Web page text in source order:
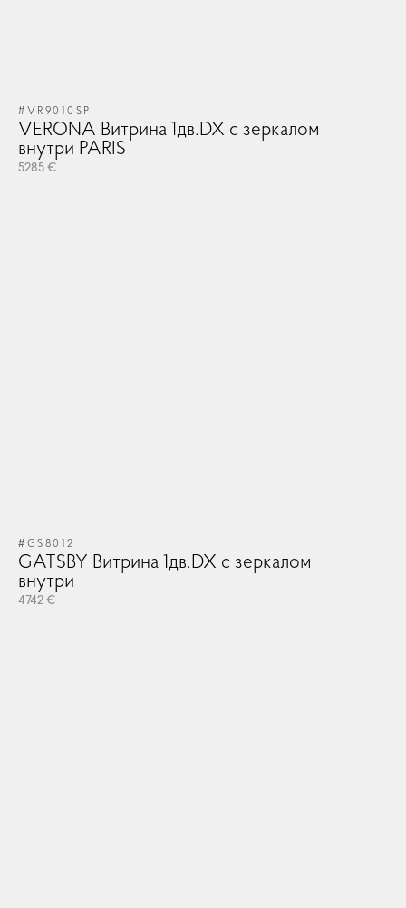
#VR9010SP
VERONA Витрина 1дв.DX с зеркалом
внутри PARIS
5285 €
#GS8012
GATSBY Витрина 1дв.DX с зеркалом
внутри
4742 €